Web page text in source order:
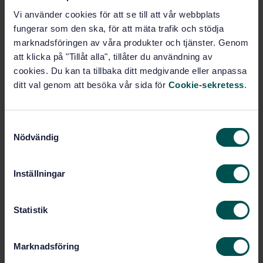
Vi använder cookies för att se till att vår webbplats
fungerar som den ska, för att mäta trafik och stödja
marknadsföringen av våra produkter och tjänster. Genom
att klicka på "Tillåt alla", tillåter du användning av
cookies. Du kan ta tillbaka ditt medgivande eller anpassa
ditt val genom att besöka vår sida för Cookie-sekretess.
Nödvändig
Inställningar
Statistik
Marknadsföring
Prenumerera på standarden - Läs mer
Pris: 943 SEK
PDF
Lägg i varukorgen
Produktinformation
Språk: Engelska
Livsmedelsanalyser, SIS/TK
Internationell titel:
shellfish, raw finfish and cooked mussels
by RP-HPLC using UV detection